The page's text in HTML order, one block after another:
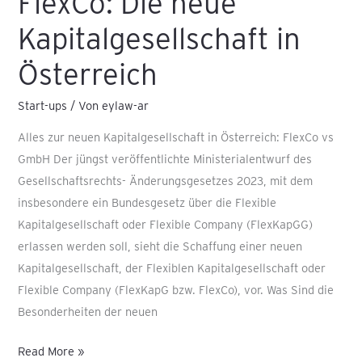
Kapitalgesellschaft in
Österreich
Start-ups / Voneylaw-ar
Alles zur neuen Kapitalgesellschaft in Österreich: FlexCo vs
GmbH Der jüngst veröffentlichte Ministerialentwurf des
Gesellschaftsrechts- Änderungsgesetzes 2023, mit dem
insbesondere ein Bundesgesetz über die Flexible
Kapitalgesellschaft oder Flexible Company (FlexKapGG)
erlassen werden soll, sieht die Schaffung einer neuen
Kapitalgesellschaft, der Flexiblen Kapitalgesellschaft oder
Flexible Company (FlexKapG bzw. FlexCo), vor. Was Sind die
Besonderheiten der neuen
Read More »